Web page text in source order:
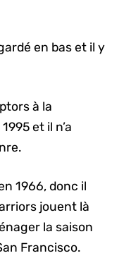
en bas et il y
à la
et il n’a
1966, donc il
jouent là
la saison
Francisco.